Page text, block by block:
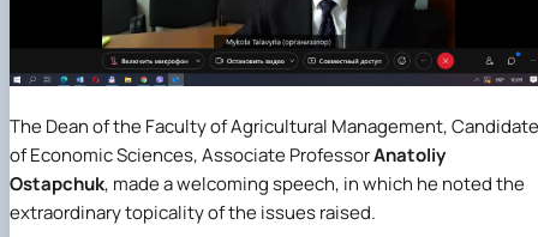
The Dean of the Faculty of Agricultural Management, Candidate
of Economic Sciences, Associate ProfessorAnatoliy
Ostapchuk, made a welcoming speech, in which he noted the
extraordinary topicality of the issues raised.